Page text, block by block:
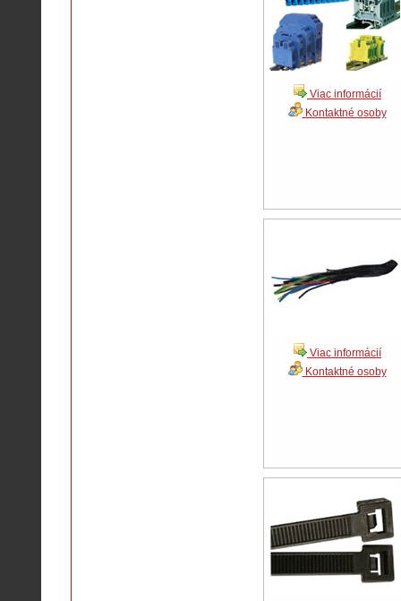
Viac informácií
Kontaktné osoby
Viac informácií
Kontaktné osoby